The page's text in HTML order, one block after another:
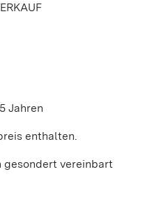
Jahren
enthalten.
gesondert vereinbart